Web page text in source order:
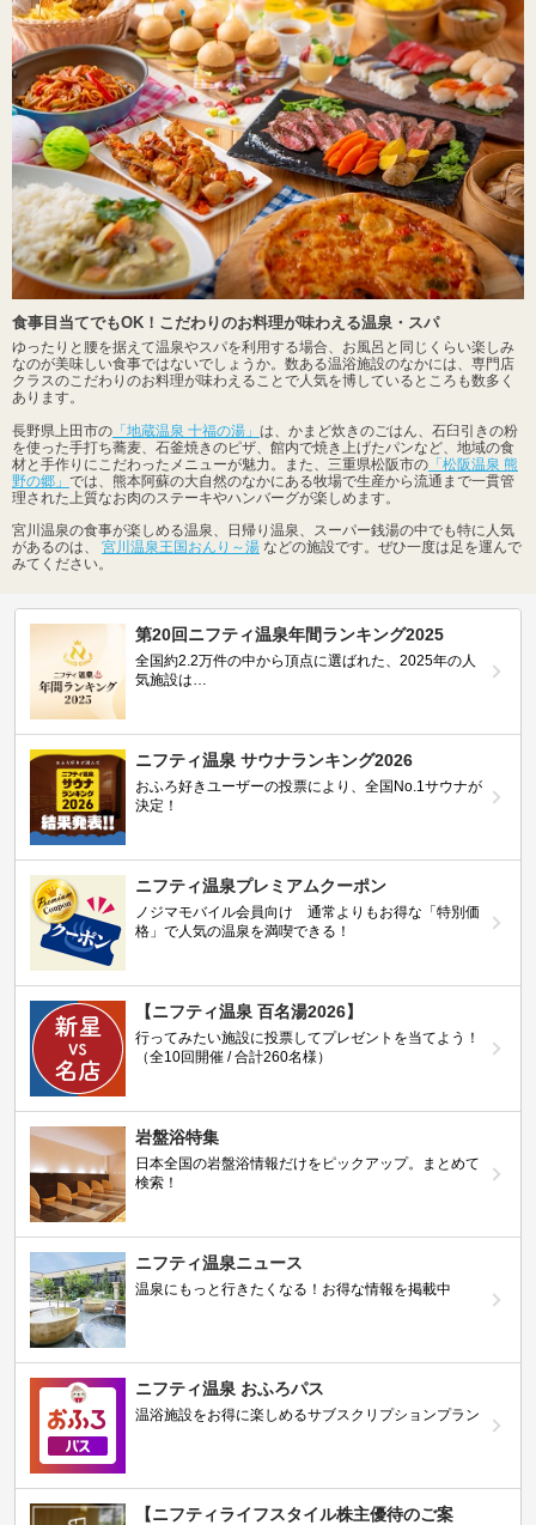
食事目当てでもOK！こだわりのお料理が味わえる温泉・スパ
ゆったりと腰を据えて温泉やスパを利用する場合、お風呂と同じくらい楽しみ
なのが美味しい食事ではないでしょうか。数ある温浴施設のなかには、専門店
クラスのこだわりのお料理が味わえることで人気を博しているところも数多く
あります。
長野県上田市の 「地蔵温泉 十福の湯」 は、かまど炊きのごはん、石臼引きの粉
を使った手打ち蕎麦、石釜焼きのピザ、館内で焼き上げたパンなど、地域の食
材と手作りにこだわったメニューが魅力。また、三重県松阪市の 「松阪温泉 熊
野の郷」 では、熊本阿蘇の大自然のなかにある牧場で生産から流通まで一貫管
理された上質なお肉のステーキやハンバーグが楽しめます。
宮川温泉の食事が楽しめる温泉、日帰り温泉、スーパー銭湯の中でも特に人気
があるのは、 宮川温泉王国おんり～湯 などの施設です。ぜひ一度は足を運んで
みてください。
第20回ニフティ温泉年間ランキング2025
全国約2.2万件の中から頂点に選ばれた、2025年の人
気施設は…
ニフティ温泉 サウナランキング2026
おふろ好きユーザーの投票により、全国No.1サウナが
決定！
ニフティ温泉プレミアムクーポン
ノジマモバイル会員向け 通常よりもお得な「特別価
格」で人気の温泉を満喫できる！
【ニフティ温泉 百名湯2026】
行ってみたい施設に投票してプレゼントを当てよう！
（全10回開催 / 合計260名様）
岩盤浴特集
日本全国の岩盤浴情報だけをピックアップ。まとめて
検索！
ニフティ温泉ニュース
温泉にもっと行きたくなる！お得な情報を掲載中
ニフティ温泉 おふろパス
温浴施設をお得に楽しめるサブスクリプションプラン
【ニフティライフスタイル株主優待のご案